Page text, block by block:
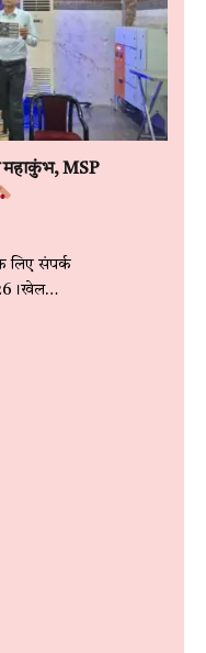
महाकुंभ, MSP
लिए संपर्क